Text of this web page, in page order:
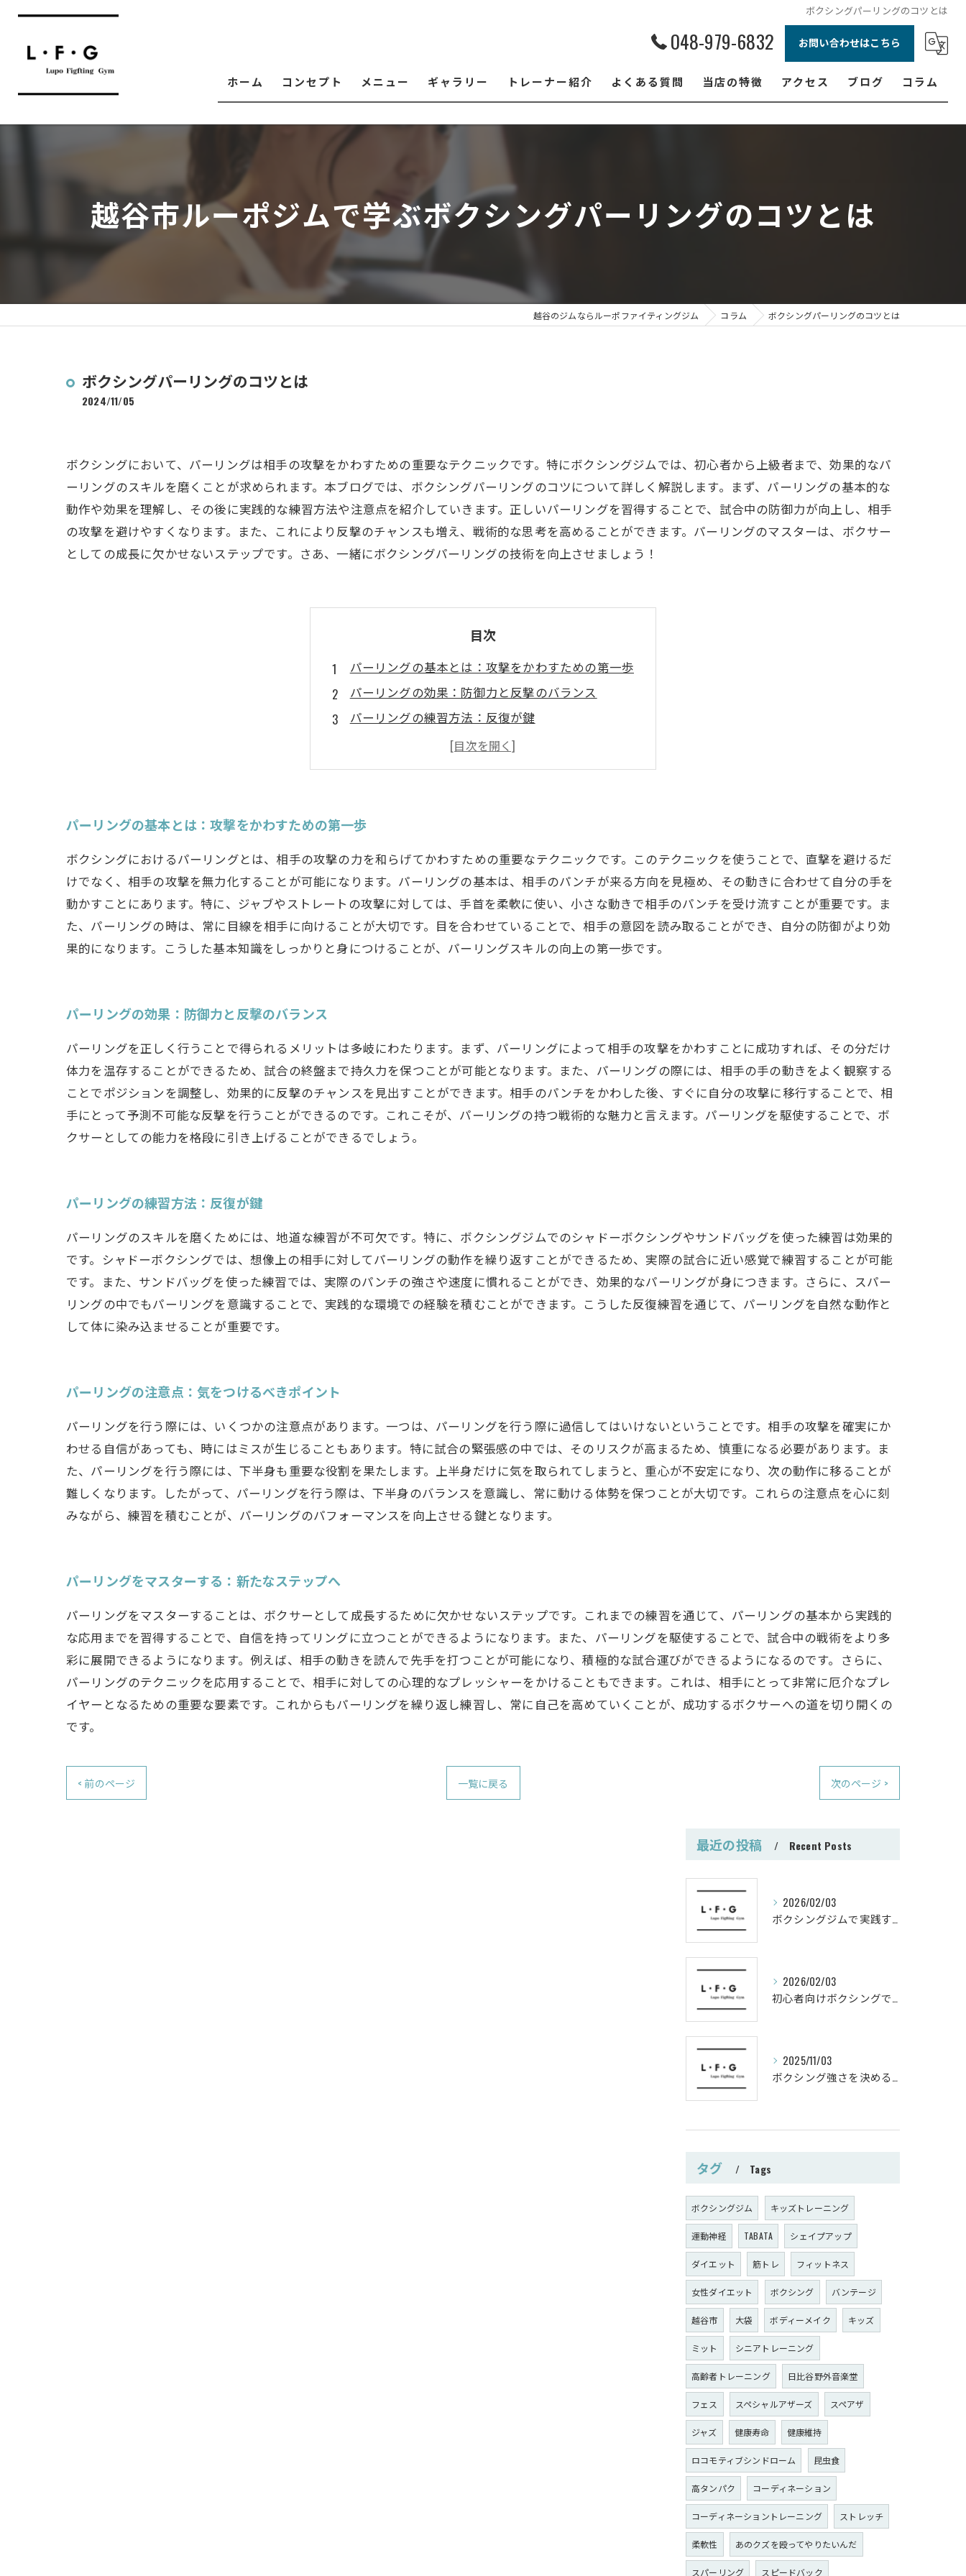
ボクシングパーリングのコツとは
048-979-6832 お問い合わせはこちら
ホーム コンセプト メニュー ギャラリー トレーナー紹介 よくある質問 当店の特徴
ボクシング
フィットネス
アクセス ブログ コラム
越谷市ルーポジムで学ぶボクシングパーリングのコツとは
越谷のジムならルーポファイティングジム コラム ボクシングパーリングのコツとは
ボクシングパーリングのコツとは
2024/11/05
ボクシングにおいて、パーリングは相手の攻撃をかわすための重要なテクニックです。特にボクシングジムでは、初心者から上級者まで、効果的なパ
ーリングのスキルを磨くことが求められます。本ブログでは、ボクシングパーリングのコツについて詳しく解説します。まず、パーリングの基本的な
動作や効果を理解し、その後に実践的な練習方法や注意点を紹介していきます。正しいパーリングを習得することで、試合中の防御力が向上し、相手
の攻撃を避けやすくなります。また、これにより反撃のチャンスも増え、戦術的な思考を高めることができます。パーリングのマスターは、ボクサー
としての成長に欠かせないステップです。さあ、一緒にボクシングパーリングの技術を向上させましょう！
目次
パーリングの基本とは：攻撃をかわすための第一歩
パーリングの効果：防御力と反撃のバランス
パーリングの練習方法：反復が鍵
パーリングの注意点：気をつけるべきポイント
パーリングをマスターする：新たなステップへ
パーリングの基本とは：攻撃をかわすための第一歩
ボクシングにおけるパーリングとは、相手の攻撃の力を和らげてかわすための重要なテクニックです。このテクニックを使うことで、直撃を避けるだ
けでなく、相手の攻撃を無力化することが可能になります。パーリングの基本は、相手のパンチが来る方向を見極め、その動きに合わせて自分の手を
動かすことにあります。特に、ジャブやストレートの攻撃に対しては、手首を柔軟に使い、小さな動きで相手のパンチを受け流すことが重要です。ま
た、パーリングの時は、常に目線を相手に向けることが大切です。目を合わせていることで、相手の意図を読み取ることができ、自分の防御がより効
果的になります。こうした基本知識をしっかりと身につけることが、パーリングスキルの向上の第一歩です。
パーリングの効果：防御力と反撃のバランス
パーリングを正しく行うことで得られるメリットは多岐にわたります。まず、パーリングによって相手の攻撃をかわすことに成功すれば、その分だけ
体力を温存することができるため、試合の終盤まで持久力を保つことが可能となります。また、パーリングの際には、相手の手の動きをよく観察する
ことでポジションを調整し、効果的に反撃のチャンスを見出すことができます。相手のパンチをかわした後、すぐに自分の攻撃に移行することで、相
手にとって予測不可能な反撃を行うことができるのです。これこそが、パーリングの持つ戦術的な魅力と言えます。パーリングを駆使することで、ボ
クサーとしての能力を格段に引き上げることができるでしょう。
パーリングの練習方法：反復が鍵
パーリングのスキルを磨くためには、地道な練習が不可欠です。特に、ボクシングジムでのシャドーボクシングやサンドバッグを使った練習は効果的
です。シャドーボクシングでは、想像上の相手に対してパーリングの動作を繰り返すことができるため、実際の試合に近い感覚で練習することが可能
です。また、サンドバッグを使った練習では、実際のパンチの強さや速度に慣れることができ、効果的なパーリングが身につきます。さらに、スパー
リングの中でもパーリングを意識することで、実践的な環境での経験を積むことができます。こうした反復練習を通じて、パーリングを自然な動作と
して体に染み込ませることが重要です。
パーリングの注意点：気をつけるべきポイント
パーリングを行う際には、いくつかの注意点があります。一つは、パーリングを行う際に過信してはいけないということです。相手の攻撃を確実にか
わせる自信があっても、時にはミスが生じることもあります。特に試合の緊張感の中では、そのリスクが高まるため、慎重になる必要があります。ま
た、パーリングを行う際には、下半身も重要な役割を果たします。上半身だけに気を取られてしまうと、重心が不安定になり、次の動作に移ることが
難しくなります。したがって、パーリングを行う際は、下半身のバランスを意識し、常に動ける体勢を保つことが大切です。これらの注意点を心に刻
みながら、練習を積むことが、パーリングのパフォーマンスを向上させる鍵となります。
パーリングをマスターする：新たなステップへ
パーリングをマスターすることは、ボクサーとして成長するために欠かせないステップです。これまでの練習を通じて、パーリングの基本から実践的
な応用までを習得することで、自信を持ってリングに立つことができるようになります。また、パーリングを駆使することで、試合中の戦術をより多
彩に展開できるようになります。例えば、相手の動きを読んで先手を打つことが可能になり、積極的な試合運びができるようになるのです。さらに、
パーリングのテクニックを応用することで、相手に対しての心理的なプレッシャーをかけることもできます。これは、相手にとって非常に厄介なプレ
イヤーとなるための重要な要素です。これからもパーリングを繰り返し練習し、常に自己を高めていくことが、成功するボクサーへの道を切り開くの
です。
< 前のページ 一覧に戻る 次のページ >
最近の投稿 Recent Posts
2026/02/03
ボクシングジムで実践する筋肥大トレーニング術
2026/02/03
初心者向けボクシングでシェイプアップ運動メニュー
2025/11/03
ボクシング強さを決めるパンチ威力の秘密
タグ Tags
ボクシングジム キッズトレーニング
運動神経 TABATA シェイプアップ
ダイエット 筋トレ フィットネス
女性ダイエット ボクシング バンテージ
越谷市 大袋 ボディーメイク キッズ
ミット シニアトレーニング
高齢者トレーニング 日比谷野外音楽堂
フェス スペシャルアザーズ スペアザ
ジャズ 健康寿命 健康維持
ロコモティブシンドローム 昆虫食
高タンパク コーディネーション
コーディネーショントレーニング ストレッチ
柔軟性 あのクズを殴ってやりたいんだ
スパーリング スピードバック